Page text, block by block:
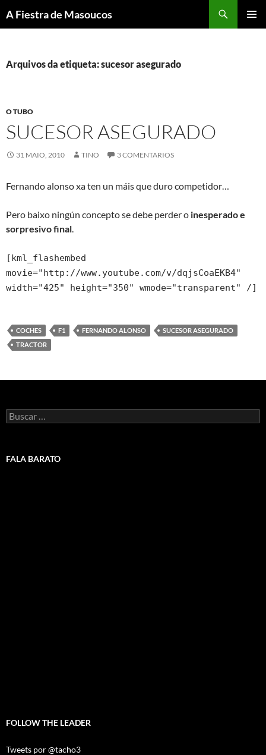
aoA Fiestra de Masoucos
Arquivos da etiqueta: sucesor asegurado
O TUBO
SUCESOR ASEGURADO
31 MAIO, 2010 TINO 3 COMENTARIOS
Fernando alonso xa ten un máis que duro competidor…
Pero baixo ningún concepto se debe perder o inesperado e
sorpresivo final.
[kml_flashembed
movie="http://www.youtube.com/v/dqjsCoaEKB4"
width="425" height="350" wmode="transparent" /]
COCHES F1 FERNANDO ALONSO
SUCESOR ASEGURADO
TRACTOR
Buscar:
FALA BARATO
FOLLOW THE LEADER
Tweets por @tacho3